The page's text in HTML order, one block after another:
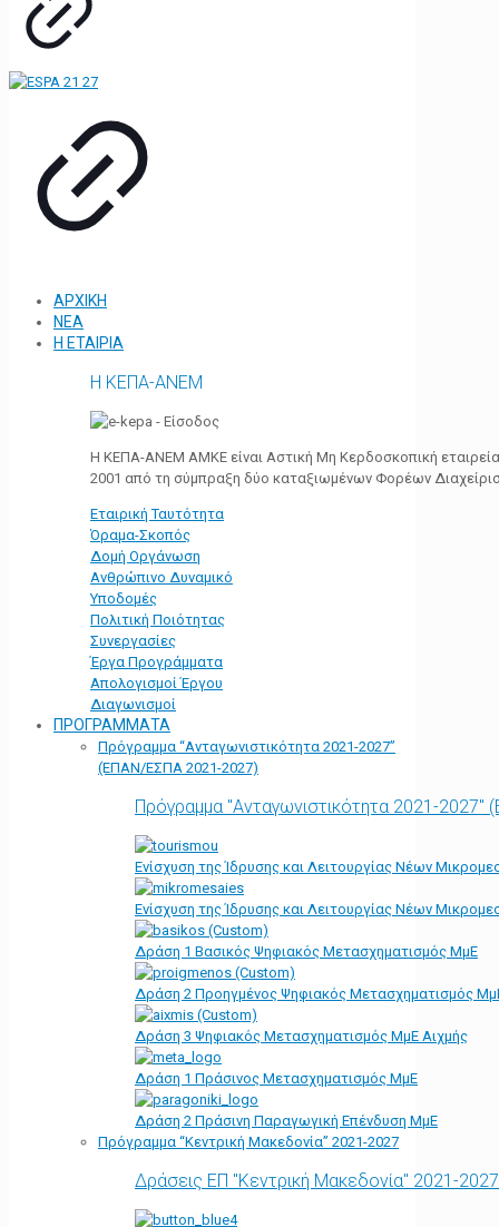
ΑΡΧΙΚΗ
ΝΕΑ
Η ΕΤΑΙΡΙΑ
Η ΚΕΠΑ-ΑΝΕΜ
Η ΚΕΠΑ-ΑΝΕΜ ΑΜΚΕ είναι Αστική Μη Κερδοσκοπική
2001 από τη σύμπραξη δύο καταξιωμένων Φορέων
Εταιρική Ταυτότητα
Όραμα-Σκοπός
Δομή Οργάνωση
Ανθρώπινο Δυναμικό
Υποδομές
Πολιτική Ποιότητας
Συνεργασίες
Έργα Προγράμματα
Απολογισμοί Έργου
Διαγωνισμοί
ΠΡΟΓΡΑΜΜΑΤΑ
Πρόγραμμα “Ανταγωνιστικότητα 2021-2027”
(ΕΠΑΝ/ΕΣΠΑ 2021-2027)
Πρόγραμμα "Ανταγωνιστικότητα 2021-
Ενίσχυση της Ίδρυσης και Λειτουργίας Νέων
Ενίσχυση της Ίδρυσης και Λειτουργίας Νέων
Δράση 1 Βασικός Ψηφιακός Μετασχηματισμός ΜμΕ
Δράση 2 Προηγμένος Ψηφιακός Μετασχηματισμός
Δράση 3 Ψηφιακός Μετασχηματισμός ΜμΕ Αιχμής
Δράση 1 Πράσινος Μετασχηματισμός ΜμΕ
Δράση 2 Πράσινη Παραγωγική Επένδυση ΜμΕ
Πρόγραμμα “Κεντρική Μακεδονία” 2021-2027
Δράσεις ΕΠ "Κεντρική Μακεδονία" 2021-2027